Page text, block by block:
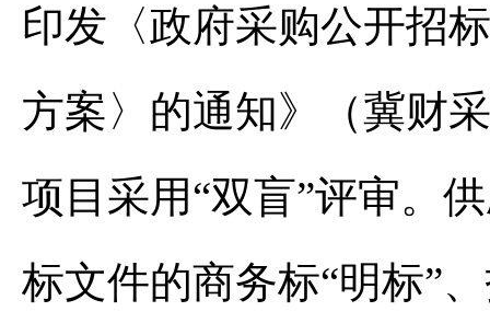
印发〈政府采购公开招
方案〉的通知》（冀财
项目采用“双盲”评审。
标文件的商务标“明标”